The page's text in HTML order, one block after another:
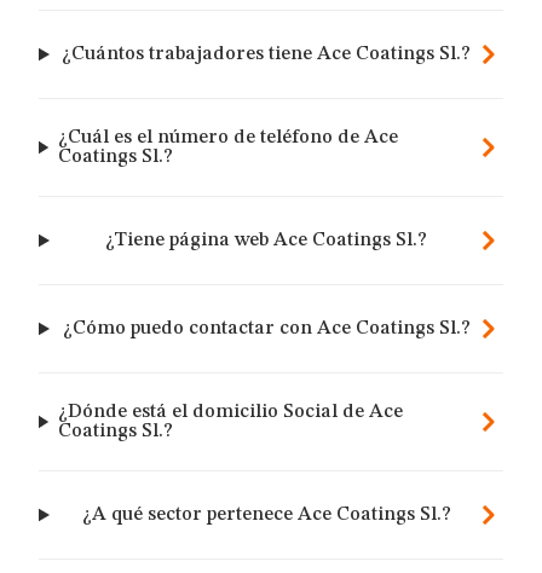
¿Cuántos trabajadores tiene Ace Coatings Sl.?
¿Cuál es el número de teléfono de Ace
Coatings Sl.?
¿Tiene página web Ace Coatings Sl.?
¿Cómo puedo contactar con Ace Coatings Sl.?
¿Dónde está el domicilio Social de Ace
Coatings Sl.?
¿A qué sector pertenece Ace Coatings Sl.?